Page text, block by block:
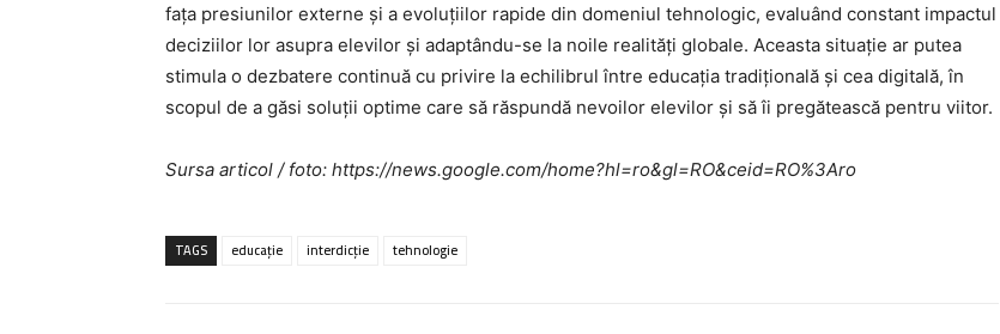
fața presiunilor externe și a evoluțiilor rapide din domeniul tehnologic, evaluând constant impactul
deciziilor lor asupra elevilor și adaptându-se la noile realități globale. Aceasta situație ar putea
stimula o dezbatere continuă cu privire la echilibrul între educația tradițională și cea digitală, în
scopul de a găsi soluții optime care să răspundă nevoilor elevilor și să îi pregătească pentru viitor.
Sursa articol / foto: https://news.google.com/home?hl=ro&gl=RO&ceid=RO%3Aro
TAGS educație interdicție tehnologie